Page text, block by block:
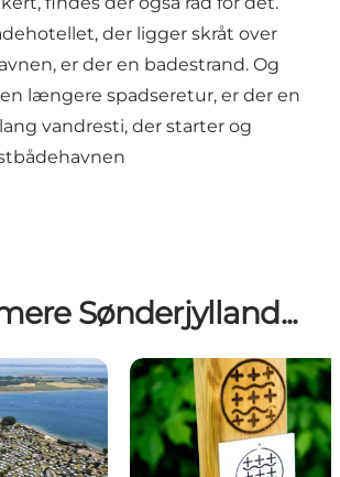
der ligger skråt over
er der en badestrand. Og
længere spadseretur, er der en
vandresti, der starter og
Sønderjylland...